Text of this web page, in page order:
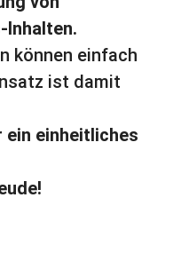
können einfach
ist damit
ein einheitliches